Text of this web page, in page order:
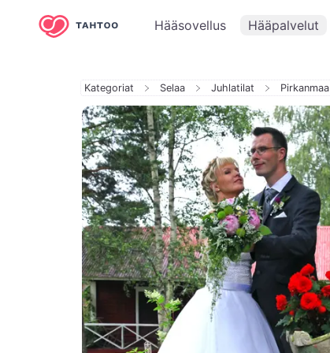
Hääsovellus Hääpalvelut
Kategoriat Selaa Juhlatilat Pirkanmaa